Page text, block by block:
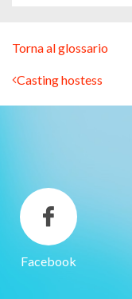
Torna al glossario
Casting hostess
Facebook